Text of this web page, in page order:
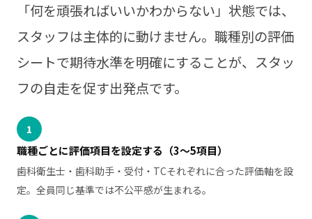
「何を頑張ればいいかわからない」状態では、
スタッフは主体的に動けません。職種別の評価
シートで期待水準を明確にすることが、スタッ
フの自走を促す出発点です。
1
職種ごとに評価項目を設定する（3〜5項目）
歯科衛生士・歯科助手・受付・TCそれぞれに合った評価軸を設
定。全員同じ基準では不公平感が生まれる。